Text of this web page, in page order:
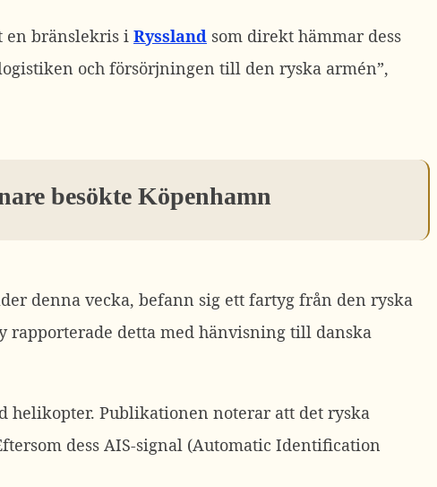
en bränslekris i Ryssland som direkt hämmar dess
och försörjningen till den ryska armén”,
besökte Köpenhamn
denna vecka, befann sig ett fartyg från den ryska
rapporterade detta med hänvisning till danska
helikopter. Publikationen noterar att det ryska
dess AIS-signal (Automatic Identification